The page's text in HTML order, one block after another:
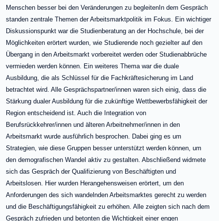
Menschen besser bei den Veränderungen zu begleiten In dem Gespräch
standen zentrale Themen der Arbeitsmarktpolitik im Fokus. Ein wichtiger
Diskussionspunkt war die Studienberatung an der Hochschule, bei der
Möglichkeiten erörtert wurden, wie Studierende noch gezielter auf den
Übergang in den Arbeitsmarkt vorbereitet werden oder Studienabbrüche
vermieden werden können. Ein weiteres Thema war die duale
Ausbildung, die als Schlüssel für die Fachkräftesicherung im Land
betrachtet wird. Alle Gesprächspartner/innen waren sich einig, dass die
Stärkung dualer Ausbildung für die zukünftige Wettbewerbsfähigkeit der
Region entscheidend ist. Auch die Integration von
Berufsrückkehrer/innen und älteren Arbeitnehmer/innen in den
Arbeitsmarkt wurde ausführlich besprochen. Dabei ging es um
Strategien, wie diese Gruppen besser unterstützt werden können, um
den demografischen Wandel aktiv zu gestalten. Abschließend widmete
sich das Gespräch der Qualifizierung von Beschäftigten und
Arbeitslosen. Hier wurden Herangehensweisen erörtert, um den
Anforderungen des sich wandelnden Arbeitsmarktes gerecht zu werden
und die Beschäftigungsfähigkeit zu erhöhen. Alle zeigten sich nach dem
Gespräch zufrieden und betonten die Wichtigkeit einer engen